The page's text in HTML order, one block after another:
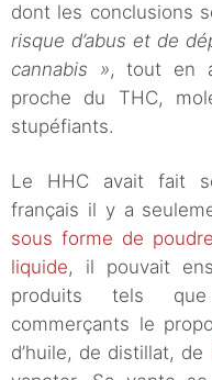
dont les conclusions
risque d’abus et de
cannabis », tout en
proche du THC,
stupéfiants.
Le HHC avait fait
français il y a
sous forme de
liquide, il pouvait
produits tels
commerçants le
d’huile, de distillat, de